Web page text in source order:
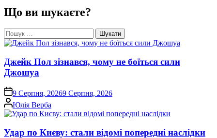
Що ви шукаєте?
Пошук:
Джейк Пол зізнався, чому не боїться сили
Джошуа
on9 Серпня, 20269 Серпня, 2026
Опубліковано
Юлія Верба
Удар по Києву: стали відомі попередні наслідки